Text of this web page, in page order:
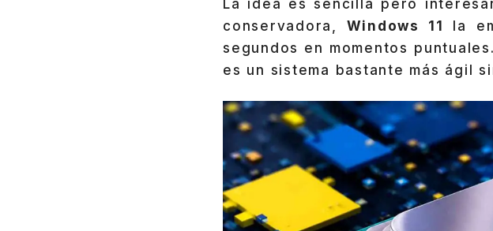
La idea es sencilla pero
conservadora, Windows 11
la
segundos en momentos
es un sistema bastante más ágil